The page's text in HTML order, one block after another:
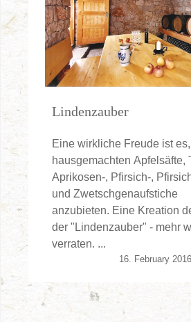
Lindenzauber
Eine wirkliche Freude ist
hausgemachten Apfelsäfte,
Aprikosen-, Pfirsich-,
und Zwetschgenaufstiche
anzubieten. Eine Kreation
der "Lindenzauber" - mehr
verraten. ...
16. February 2016